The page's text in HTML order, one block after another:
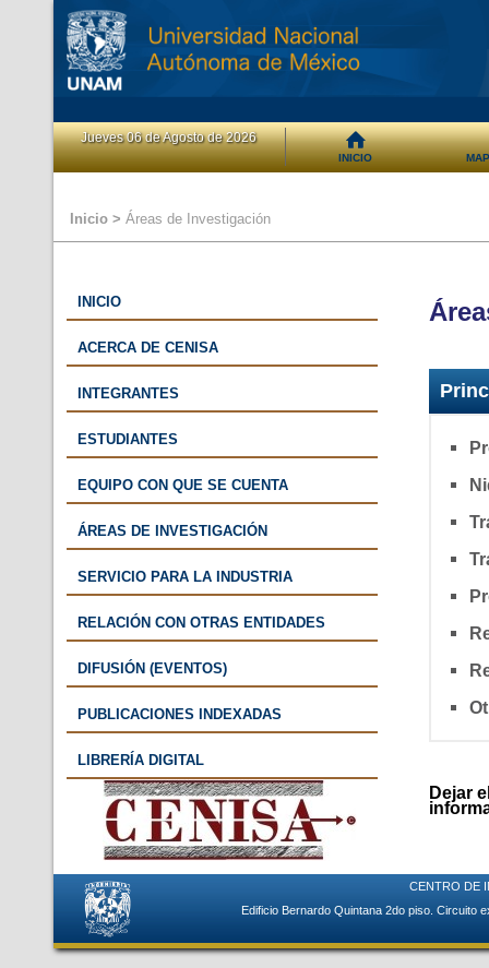
Jueves 06 de Agosto de 2026
INICIO
Inicio > Áreas de Investigación
INICIO
ACERCA DE CENISA
INTEGRANTES
ESTUDIANTES
EQUIPO CON QUE SE CUENTA
ÁREAS DE INVESTIGACIÓN
SERVICIO PARA LA INDUSTRIA
RELACIÓN CON OTRAS ENTIDADES
DIFUSIÓN (EVENTOS)
PUBLICACIONES INDEXADAS
LIBRERÍA DIGITAL
Dejar
CENTRO DE
Edificio Bernardo Quintana 2do piso. Circuito